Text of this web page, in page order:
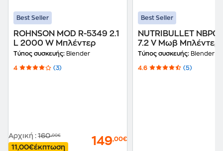
Best Seller
ROHNSON MOD R-5349 2.1
L 2000 W Μπλέντερ
Τύπος συσκευής: Blender
4 (3)
Αρχική : 160,00€
11,00€έκπτωση 149,00€
Best Seller
NUTRIBULLET
7.2 V Μωβ Μπλέντερ
Τύπος συσκευής: Blender
4.6 (5)